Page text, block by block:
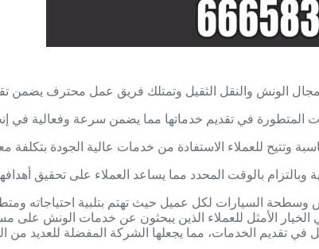
المتطورة في تقديم خدماتها مما يضمن سرعة وفعالية في
وبالتزام بالوقت المحدد مما يساعد العملاء على تحقيق
في تقديم الخدمات، مما يجعلها الشركة المفضلة للعديد من